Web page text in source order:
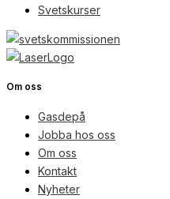
Svetskurser
Om oss
Gasdepå
Jobba hos oss
Om oss
Kontakt
Nyheter